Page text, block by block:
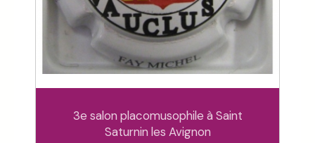
3e salon placomusophile à Saint
Saturnin les Avignon